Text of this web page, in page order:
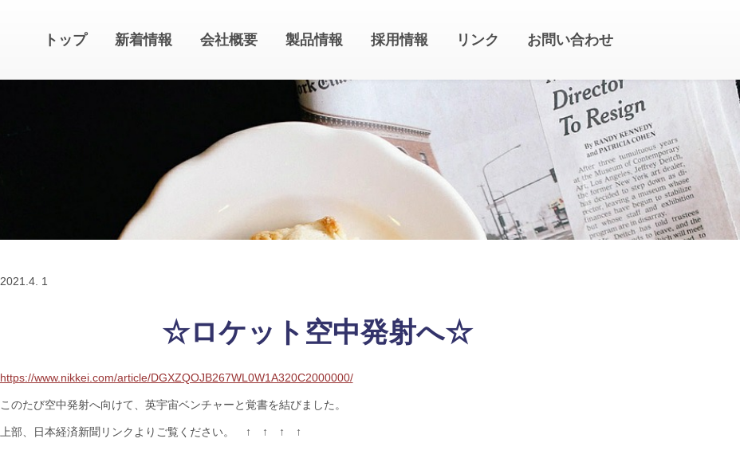
トップ 新着情報 会社概要 製品情報 採用情報 リンク お問い合わせ
2021. 4. 1
☆ロケット空中発射へ☆
https://www.nikkei.com/article/DGXZQOJB267WL0W1A320C2000000/
このたび空中発射へ向けて、英宇宙ベンチャーと覚書を結びました。
上部、日本経済新聞リンクよりご覧ください。 ↑ ↑ ↑ ↑